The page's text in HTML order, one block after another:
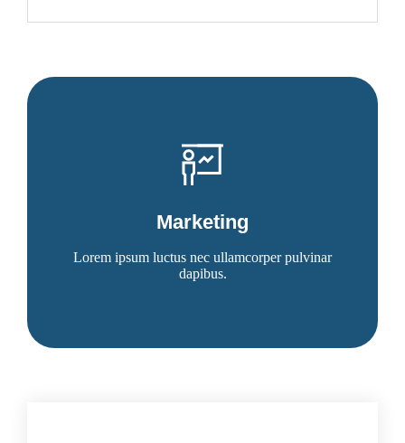
Marketing
Lorem ipsum luctus nec ullamcorper pulvinar
dapibus.